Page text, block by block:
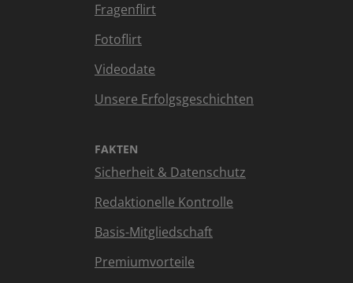
Fragenflirt
Fotoflirt
Videodate
Unsere Erfolgsgeschichten
FAKTEN
Sicherheit & Datenschutz
Redaktionelle Kontrolle
Basis-Mitgliedschaft
Premiumvorteile